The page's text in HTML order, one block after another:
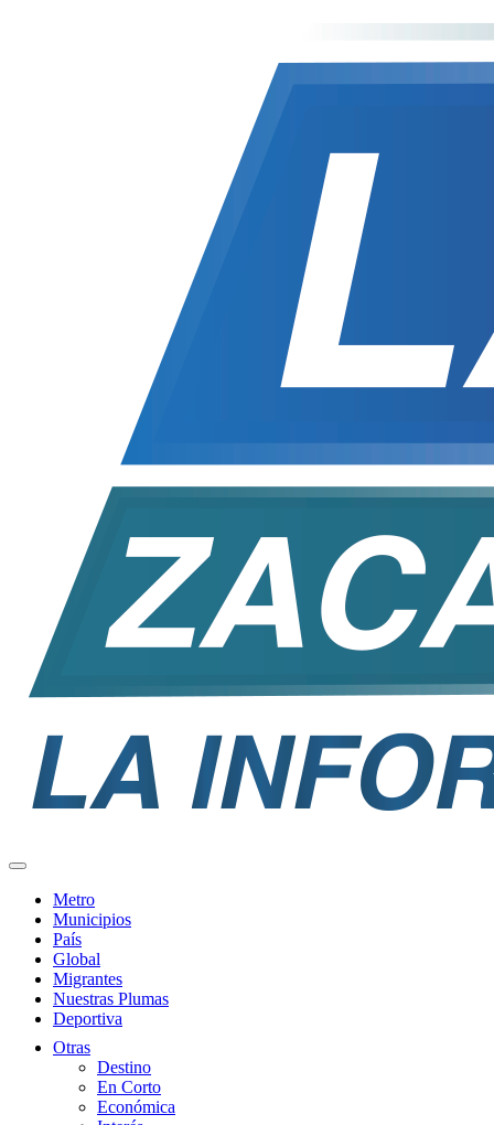
Metro
Municipios
País
Global
Migrantes
Nuestras Plumas
Deportiva
Otras
Destino
En Corto
Económica